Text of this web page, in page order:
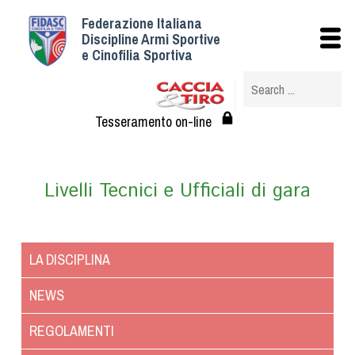
Federazione Italiana
Discipline Armi Sportive
e Cinofilia Sportiva
Tesseramento on-line
Livelli Tecnici e Ufficiali di gara
LA DISCIPLINA
NEWS
REGOLAMENTI
Istituzionale
Struttura
Albo Veterinari federali
Statuto e Regolamenti
Società